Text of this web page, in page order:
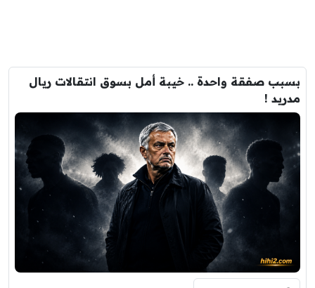
بسبب صفقة واحدة .. خيبة أمل بسوق انتقالات ريال
مدريد !